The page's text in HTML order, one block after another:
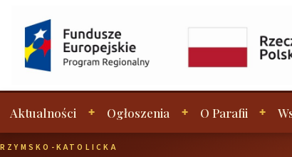
Aktualności Ogłoszenia O Parafii
RZYMSKO-KATOLICKA